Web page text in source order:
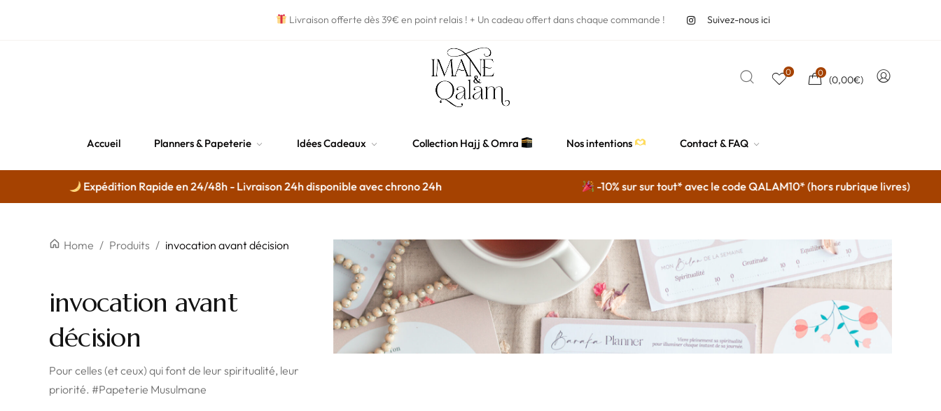
Livraison offerte dès 39€ en point relais ! + Un cadeau offert dans chaque commande ! Suivez-nous ici
0 0
(0,00€)
Accueil Planners & Papeterie Idées Cadeaux Collection Hajj & Omra Nos intentions Contact & FAQ
Expédition Rapide en 24/48h - Livraison 24h disponible avec chrono 24h -10% sur sur tout* avec le code QALAM10* (hors rubrique livres)
Home / Produits / invocation avant décision
invocation avant
décision
Pour celles (et ceux) qui font de leur spiritualité, leur
priorité. #Papeterie Musulmane